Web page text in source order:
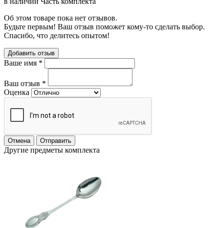
Об этом товаре пока нет отзывов.
Будьте первым! Ваш отзыв поможет кому-то сделать выбор.
Спасибо, что делитесь опытом!
Добавить отзыв
Ваше имя *
Ваш отзыв *
Оценка
Отмена Отправить
Другие предметы комплекта